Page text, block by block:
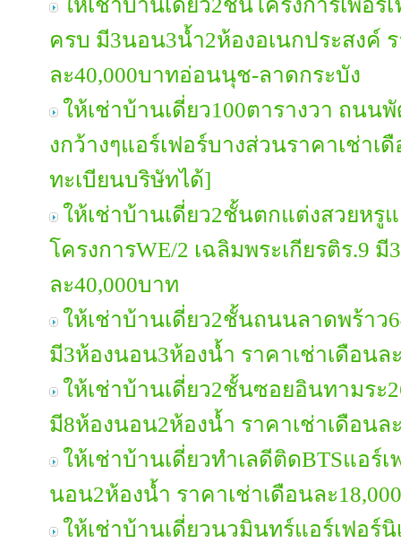
ให้เช่าบ้านเดี่ยว2ชั้นโครงการเพอร์
ครบ มี3นอน3น้ำ2ห้องอเนกประสงค์
ละ40,000บาทอ่อนนุช-ลาดกระบัง
ให้เช่าบ้านเดี่ยว100ตารางวา ถน
งกว้างๆแอร์เฟอร์บางส่วนราคาเช่าเ
ทะเบียนบริษัทได้]
ให้เช่าบ้านเดี่ยว2ชั้นตกแต่งสวยหรู
โครงการWE/2 เฉลิมพระเกียรติร.9
ละ40,000บาท
ให้เช่าบ้านเดี่ยว2ชั้นถนนลาดพร้าว
มี3ห้องนอน3ห้องน้ำ ราคาเช่าเดือนล
ให้เช่าบ้านเดี่ยว2ชั้นซอยอินทามระ
มี8ห้องนอน2ห้องน้ำ ราคาเช่าเดือนล
ให้เช่าบ้านเดี่ยวทำเลดีติดBTSแอร์
นอน2ห้องน้ำ ราคาเช่าเดือนละ
ให้เช่าบ้านเดี่ยวนวมินทร์แอร์เฟอร์